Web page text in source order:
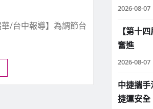
華/台中報導】為調節台
2026-08-07
【第十
奮進
2026-08-07
中捷攜
捷運安全